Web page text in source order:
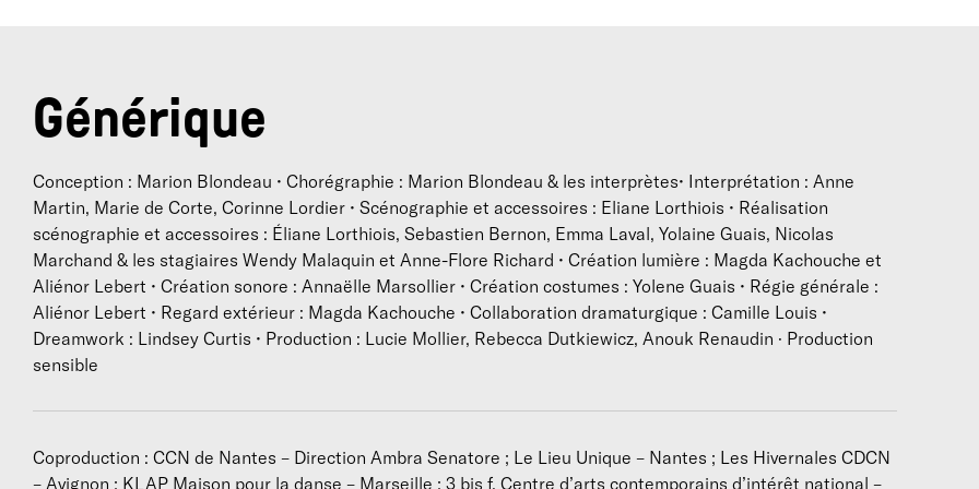
prolongement du travail du corps, de l’espace jusqu’à un
par la manipulation d’objets, de sources lumineuses au plateau
scénographiques. Les 3 interprètes seront à la fois les artistes,
l’espace-corps-politique que nous nous engageons à
espace est de faire exister, se déployer et légitimer la
qu’ils accueillent en son sein et de permettre leur porosité avec
Marion Blondeau
Interprète, chorégraphe et pédagogue, Marion Blondeau se
à l’École des Sables au Sénégal. Elle engage de nombreuses
Générique
Conception : Marion Blondeau • Chorégraphie : Marion Blondeau & les interprètes• Interprétation : Anne
Martin, Marie de Corte, Corinne Lordier • Scénographie et accessoires : Eliane Lorthiois • Réalisation
scénographie et accessoires : Éliane Lorthiois, Sebastien Bernon, Emma Laval, Yolaine Guais, Nicolas
Marchand & les stagiaires Wendy Malaquin et Anne-Flore Richard • Création lumière : Magda Kachouche et
Aliénor Lebert • Création sonore : Annaëlle Marsollier • Création costumes : Yolene Guais • Régie générale :
Aliénor Lebert • Regard extérieur : Magda Kachouche • Collaboration dramaturgique : Camille Louis •
Dreamwork : Lindsey Curtis • Production : Lucie Mollier, Rebecca Dutkiewicz, Anouk Renaudin · Production
sensible
Coproduction : CCN de Nantes – Direction Ambra Senatore ; Le Lieu Unique – Nantes ; Les Hivernales CDCN
– Avignon ; KLAP Maison pour la danse – Marseille ; 3 bis f, Centre d’arts contemporains d’intérêt national –